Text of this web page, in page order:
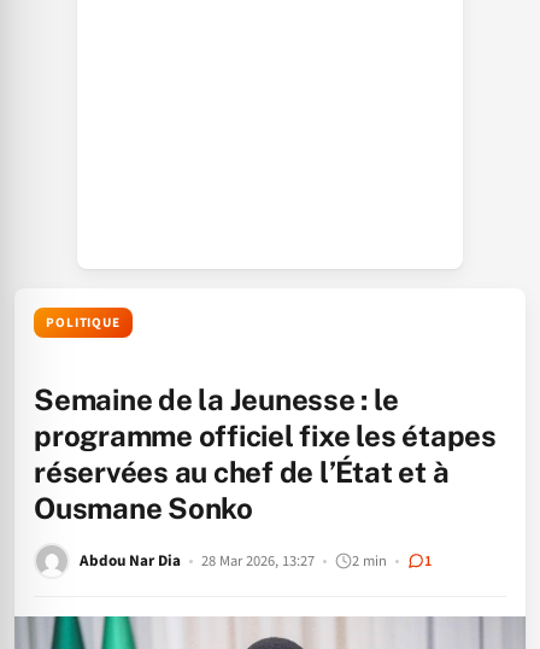
POLITIQUE
Semaine de la Jeunesse : le
programme officiel fixe les étapes
réservées au chef de l’État et à
Ousmane Sonko
Abdou Nar Dia 28 Mar 2026, 13:27 2 min 1